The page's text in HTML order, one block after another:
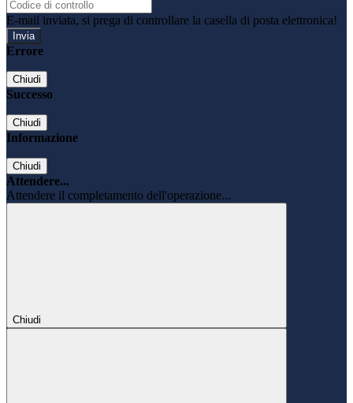
E-mail inviata, si prega di controllare la casella di posta elettronica!
Errore
Chiudi
Successo
Chiudi
Informazione
Chiudi
Attendere...
Attendere il completamento dell'operazione...
Chiudi